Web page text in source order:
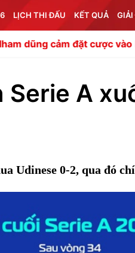
LỊCH THI ĐẤU KẾT QUẢ GIẢI
đặt cược vào bộ đôi trẻ từ
A
Udinese 0-2, qua đó